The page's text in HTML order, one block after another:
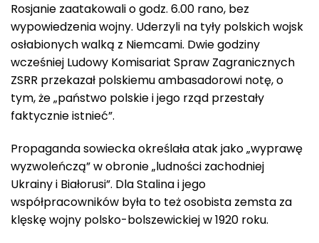
Rosjanie zaatakowali o godz. 6.00 rano, bez
wypowiedzenia wojny. Uderzyli na tyły polskich wojsk
osłabionych walką z Niemcami. Dwie godziny
wcześniej Ludowy Komisariat Spraw Zagranicznych
ZSRR przekazał polskiemu ambasadorowi notę, o
tym, że „państwo polskie i jego rząd przestały
faktycznie istnieć”.
Propaganda sowiecka określała atak jako „wyprawę
wyzwoleńczą” w obronie „ludności zachodniej
Ukrainy i Białorusi”. Dla Stalina i jego
współpracowników była to też osobista zemsta za
klęskę wojny polsko-bolszewickiej w 1920 roku.